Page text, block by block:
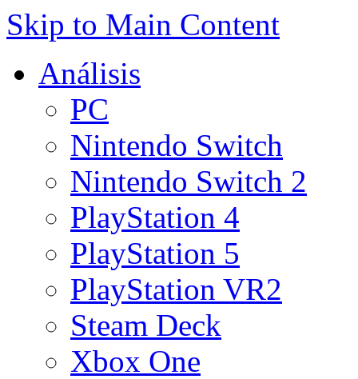
Skip to Main Content
Análisis
PC
Nintendo Switch
Nintendo Switch 2
PlayStation 4
PlayStation 5
PlayStation VR2
Steam Deck
Xbox One